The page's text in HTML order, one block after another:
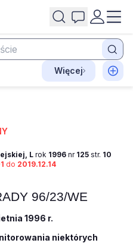
Więcej
L rok 1996 nr 125 str. 10
do 2019.12.14
96/23/WE
1996 r.
niektórych